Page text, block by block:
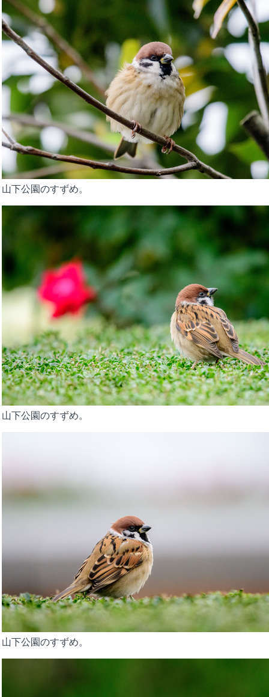
山下公園のすずめ。
山下公園のすずめ。
山下公園のすずめ。